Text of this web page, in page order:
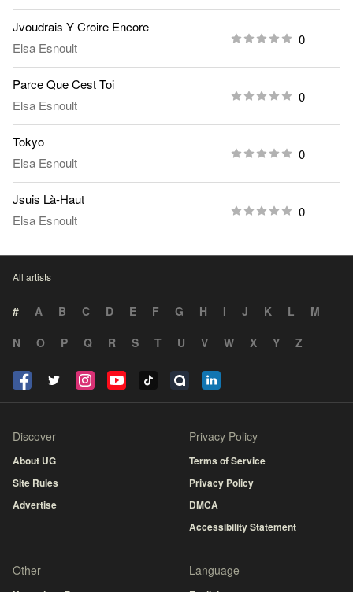
Jvoudrais Y Croire Encore
Elsa Esnoult
0
Parce Que Cest Toi
Elsa Esnoult
0
Tokyo
Elsa Esnoult
0
Jsuis Là-Haut
Elsa Esnoult
0
All artists
# A B C D E F G H I J K L
M
N
O P Q R S T U V W X Y Z
Discover
About UG
Site Rules
Advertise
Privacy Policy
Terms of Service
Privacy Policy
DMCA
Accessibility Statement
Other Language